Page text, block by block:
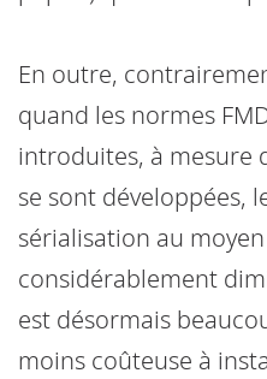
En outre,
quand les normes
introduites, à mesure
se sont développées,
sérialisation au
considérablement
est désormais
moins coûteuse à